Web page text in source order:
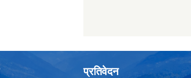
प्रतिवेदन